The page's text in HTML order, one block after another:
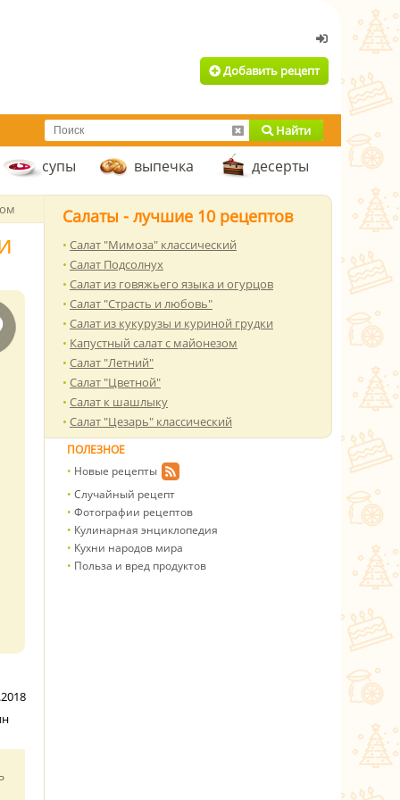
Добавить рецепт
Найти
супы выпечка десерты
Салаты - лучшие 10 рецептов
Салат "Мимоза" классический
Салат Подсолнух
Салат из говяжьего языка и огурцов
Салат "Страсть и любовь"
Салат из кукурузы и куриной грудки
Капустный салат с майонезом
Салат "Летний"
Салат "Цветной"
Салат к шашлыку
Салат "Цезарь" классический
ПОЛЕЗНОЕ
Новые рецепты
Случайный рецепт
Фотографии рецептов
Кулинарная энциклопедия
Кухни народов мира
Польза и вред продуктов